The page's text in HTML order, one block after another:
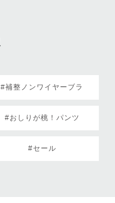
#補整ノンワイヤーブラ
#おしりが桃！パンツ
#セール